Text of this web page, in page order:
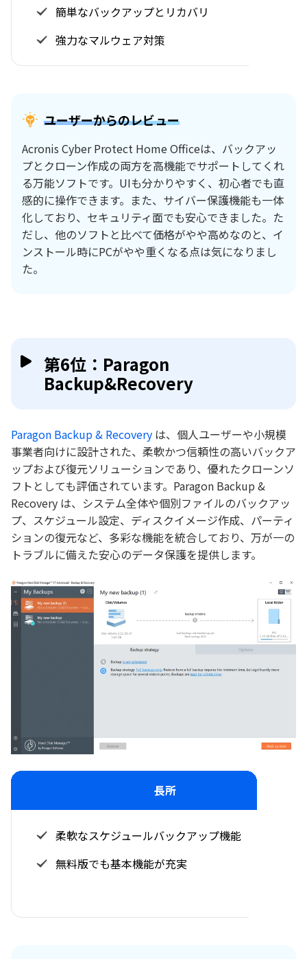
簡単なバックアップとリカバリ
強力なマルウェア対策
ユーザーからのレビュー
Acronis Cyber Protect Home Officeは、バックアッ
プとクローン作成の両方を高機能でサポートしてくれ
る万能ソフトです。UIも分かりやすく、初心者でも直
感的に操作できます。また、サイバー保護機能も一体
化しており、セキュリティ面でも安心できました。た
だし、他のソフトと比べて価格がやや高めなのと、イ
ンストール時にPCがやや重くなる点は気になりまし
た。
第6位：Paragon
Backup&Recovery
Paragon Backup & Recovery は、個人ユーザーや小規模
事業者向けに設計された、柔軟かつ信頼性の高いバックア
ップおよび復元ソリューションであり、優れたクローンソ
フトとしても評価されています。Paragon Backup &
Recovery は、システム全体や個別ファイルのバックアッ
プ、スケジュール設定、ディスクイメージ作成、パーティ
ションの復元など、多彩な機能を統合しており、万が一の
トラブルに備えた安心のデータ保護を提供します。
長所
柔軟なスケジュールバックアップ機能
無料版でも基本機能が充実